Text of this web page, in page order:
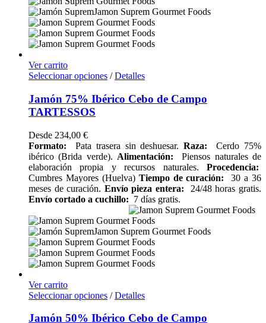
Ver carrito
Seleccionar opciones / Detalles
Jamón 75% Ibérico Cebo de Campo
TARTESSOS
Desde 234,00 €
Formato: Pata trasera sin deshuesar. Raza: Cerdo 75%
ibérico (Brida verde). Alimentación: Piensos naturales de
elaboración propia y recursos naturales. Procedencia:
Cumbres Mayores (Huelva) Tiempo de curación: 30 a 36
meses de curación. Envío pieza entera: 24/48 horas gratis.
Envío cortado a cuchillo: 7 días gratis.
Ver carrito
Seleccionar opciones / Detalles
Jamón 50% Ibérico Cebo de Campo